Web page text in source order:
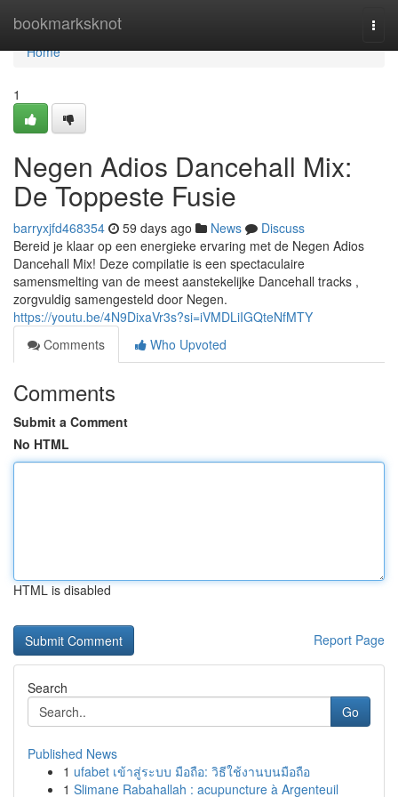
bookmarksknot
Home
Home
1
Negen Adios Dancehall Mix:
De Toppeste Fusie
barryxjfd468354 59 days ago News
Discuss
Bereid je klaar op een energieke ervaring met de Negen Adios
Dancehall Mix! Deze compilatie is een spectaculaire
samensmelting van de meest aanstekelijke Dancehall tracks ,
zorgvuldig samengesteld door Negen.
https://youtu.be/4N9DixaVr3s?si=iVMDLiIGQteNfMTY
Comments
Who Upvoted
Comments
Submit a Comment
No HTML
HTML is disabled
Report Page
Search
Go
Published News
1 ufabet เข้าสู่ระบบ มือถือ: วิธีใช้งานบนมือถือ
1 Slimane Rabahallah : acupuncture à Argenteuil